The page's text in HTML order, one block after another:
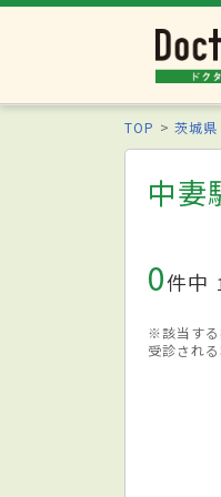
TOP 茨城県
中妻
0件中
※該当する
受診され